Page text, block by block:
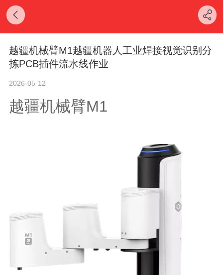
越疆机械臂M1越疆机器人工业焊接视觉识别分
拣PCB插件流水线作业
2026-05-12
越疆机械臂M1